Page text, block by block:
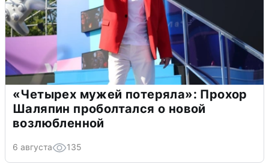
«Четырех мужей потеряла»: Прохор
Шаляпин проболтался о новой
возлюбленной
6 августа 135